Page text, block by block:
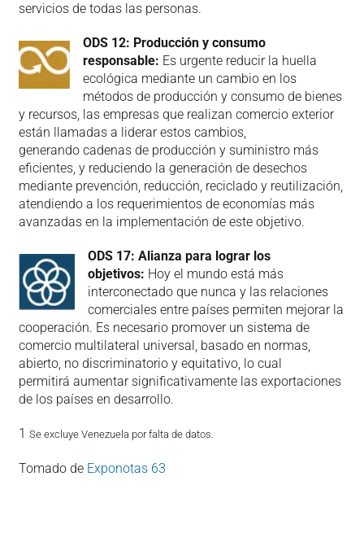
servicios de todas las personas.
ODS 12: Producción y consumo
responsable: Es urgente reducir la huella
ecológica mediante un cambio en los
métodos de producción y consumo de bienes
y recursos, las empresas que realizan comercio exterior
están llamadas a liderar estos cambios,
generando cadenas de producción y suministro más
eficientes, y reduciendo la generación de desechos
mediante prevención, reducción, reciclado y reutilización,
atendiendo a los requerimientos de economías más
avanzadas en la implementación de este objetivo.
ODS 17: Alianza para lograr los
objetivos: Hoy el mundo está más
interconectado que nunca y las relaciones
comerciales entre países permiten mejorar la
cooperación. Es necesario promover un sistema de
comercio multilateral universal, basado en normas,
abierto, no discriminatorio y equitativo, lo cual
permitirá aumentar significativamente las exportaciones
de los países en desarrollo.
1 Se excluye Venezuela por falta de datos.
Tomado de Exponotas 63